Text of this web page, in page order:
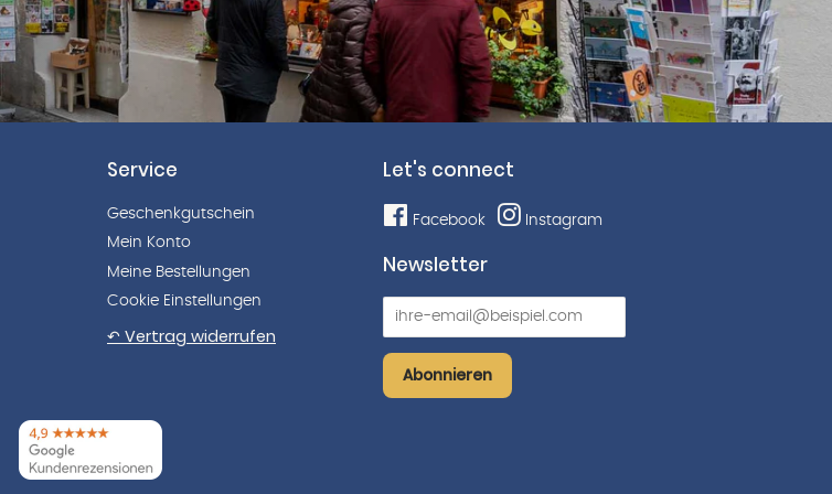
Service
Geschenkgutschein
Mein Konto
Meine Bestellungen
Cookie Einstellungen
↶ Vertrag widerrufen
Let's connect
Facebook Instagram
Newsletter